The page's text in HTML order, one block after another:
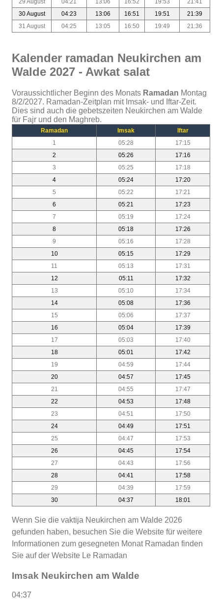
30 August
04:23 13:06 16:51 19:51
21:39
31 August
04:25 13:05 16:50 19:49 21:36
Kalender ramadan Neukirchen am
Walde 2027 - Awkat salat
Voraussichtlicher Beginn des Monats Ramadan Montag
8/2/2027. Ramadan-Zeitplan mit Imsak- und Iftar-Zeit.
Dies sind auch die gebetszeiten Neukirchen am Walde
für Fajr und den Maghreb.
Ramadan Imsak
Iftar
1
05:28
17:15
2
05:26
17:16
3
05:25
17:18
4
05:24
17:20
5
05:22
17:21
6
05:21
17:23
7
05:19
17:24
8
05:18
17:26
9
05:16
17:28
10
05:15
17:29
11
05:13
17:31
12
05:11
17:32
13
05:10
17:34
14
05:08
17:36
15
05:06
17:37
16
05:04
17:39
17
05:03
17:40
18
05:01
17:42
19
04:59
17:44
20
04:57
17:45
21
04:55
17:47
22
04:53
17:48
23
04:51
17:50
24
04:49
17:51
25
04:47
17:53
26
04:45
17:54
27
04:43
17:56
28
04:41
17:58
29
04:39
17:59
30
04:37 18:01
Wenn Sie die vaktija Neukirchen am Walde 2026
gefunden haben, besuchen Sie die Website für weitere
Informationen zum gesegneten Monat Ramadan finden
Sie auf der Website Le Ramadan
Imsak Neukirchen am Walde
04:37